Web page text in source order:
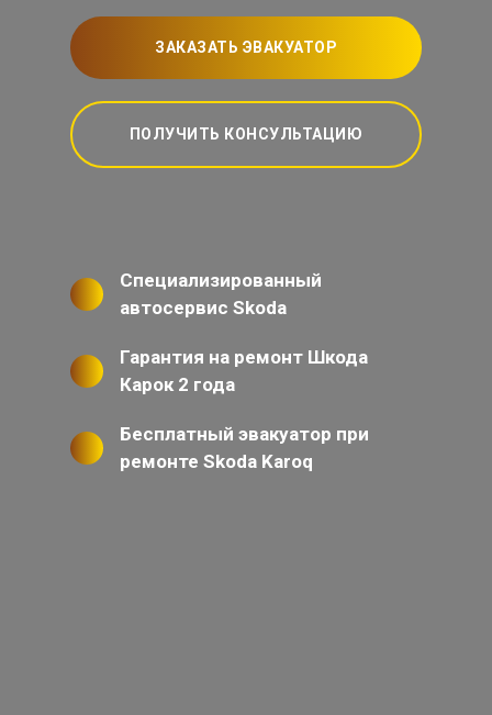
ЗАКАЗАТЬ ЭВАКУАТОР
ПОЛУЧИТЬ КОНСУЛЬТАЦИЮ
Специализированный
автосервис Skoda
Гарантия на ремонт Шкода
Карок 2 года
Бесплатный эвакуатор при
ремонте Skoda Karoq